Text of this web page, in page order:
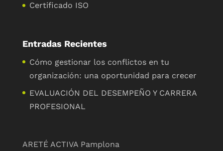
Certificado ISO
Entradas Recientes
Cómo gestionar los conflictos en tu
organización: una oportunidad para crecer
EVALUACIÓN DEL DESEMPEÑO Y CARRERA
PROFESIONAL
ARETÉ ACTIVA Pamplona